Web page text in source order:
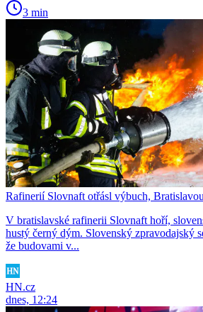
3 min
Rafinerií Slovnaft otřásl výbuch,
V bratislavské rafinerii Slovnaft hoří,
hustý černý dým. Slovenský zpravodajský
že budovami v...
HN.cz
dnes, 12:24